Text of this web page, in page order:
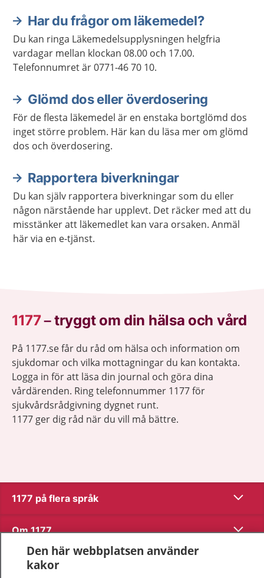
Har du frågor om läkemedel?
Du kan ringa Läkemedelsupplysningen helgfria
vardagar mellan klockan 08.00 och 17.00.
Telefonnumret är 0771-46 70 10.
Glömd dos eller överdosering
För de flesta läkemedel är en enstaka bortglömd dos
inget större problem. Här kan du läsa mer om glömd
dos och överdosering.
Rapportera biverkningar
Du kan själv rapportera biverkningar som du eller
någon närstående har upplevt. Det räcker med att du
misstänker att läkemedlet kan vara orsaken. Anmäl
här via en e-tjänst.
1177–tryggt om din hälsa och vård
På 1177.se får du råd om hälsa och information om
sjukdomar och vilka mottagningar du kan kontakta.
Logga in för att läsa din journal och göra dina
vårdärenden. Ring telefonnummer 1177 för
sjukvårdsrådgivning dygnet runt.
1177 ger dig råd när du vill må bättre.
1177 på flera språk Visa
Om 1177 Visa
Kontakt
Den här webbplatsen använder
kakor